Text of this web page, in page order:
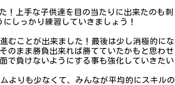
！上手な子供達を目の当たりに出来たのも刺
しっかり練習していきましょう！
むことが出来ました！最後は少し消極的にな
のまま勝負出来れば勝てていたかもと思わせ
で負けないようにする事も強化していきたい
よりも少なくて、みんなが平均的にスキルの